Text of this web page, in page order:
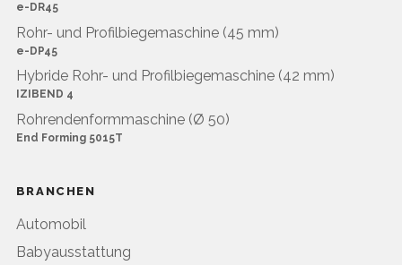
e-DR45
Rohr- und Profilbiegemaschine (45 mm)
e-DP45
Hybride Rohr- und Profilbiegemaschine (42 mm)
IZIBEND 4
Rohrendenformmaschine (Ø 50)
End Forming 5015T
BRANCHEN
Automobil
Babyausstattung